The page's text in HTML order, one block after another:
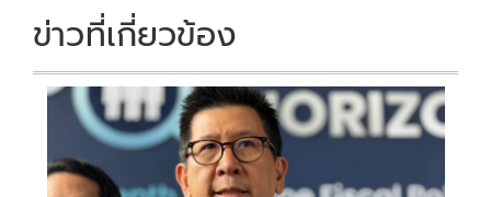
ข่าวที่เกี่ยวข้อง